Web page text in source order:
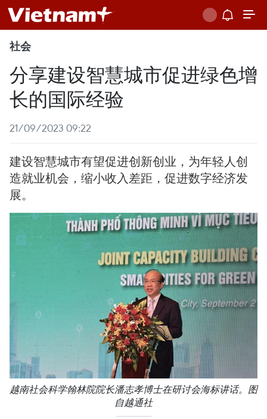
社会
分享建设智慧城市促进绿色增
长的国际经验
21/09/2023 09:22
建设智慧城市有望促进创新创业，为年轻人创
造就业机会，缩小收入差距，促进数字经济发
展。
越南社会科学翰林院院长潘志孝博士在研讨会海标讲话。图
自越通社